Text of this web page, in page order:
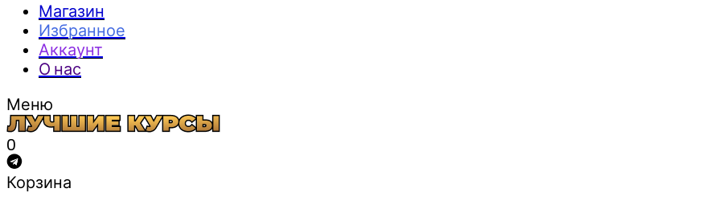
Магазин
Избранное
Аккаунт
О нас
Меню
0
Корзина